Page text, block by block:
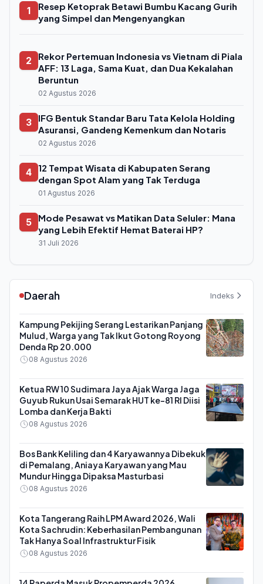
1
Resep Ketoprak Betawi Bumbu Kacang Gurih
yang Simpel dan Mengenyangkan
2
Rekor Pertemuan Indonesia vs Vietnam di Piala
AFF: 13 Laga, Sama Kuat, dan Dua Kekalahan
Beruntun
02 Agustus 2026
3
IFG Bentuk Standar Baru Tata Kelola Holding
Asuransi, Gandeng Kemenkum dan Notaris
02 Agustus 2026
4
12 Tempat Wisata di Kabupaten Serang
dengan Spot Alam yang Tak Terduga
01 Agustus 2026
5
Mode Pesawat vs Matikan Data Seluler: Mana
yang Lebih Efektif Hemat Baterai HP?
31 Juli 2026
Daerah Indeks
Kampung Pekijing Serang Lestarikan Panjang
Mulud, Warga yang Tak Ikut Gotong Royong
Denda Rp 20.000
08 Agustus 2026
Ketua RW 10 Sudimara Jaya Ajak Warga Jaga
Guyub Rukun Usai Semarak HUT ke-81 RI Diisi
Lomba dan Kerja Bakti
08 Agustus 2026
Bos Bank Keliling dan 4 Karyawannya Dibekuk
di Pemalang, Aniaya Karyawan yang Mau
Mundur Hingga Dipaksa Masturbasi
08 Agustus 2026
Kota Tangerang Raih LPM Award 2026, Wali
Kota Sachrudin: Keberhasilan Pembangunan
Tak Hanya Soal Infrastruktur Fisik
08 Agustus 2026